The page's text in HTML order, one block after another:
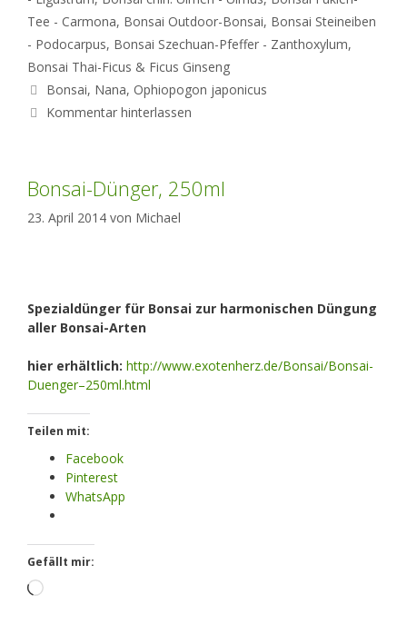
Tee - Carmona, Bonsai Outdoor-Bonsai, Bonsai Steineiben
- Podocarpus, Bonsai Szechuan-Pfeffer - Zanthoxylum,
Bonsai Thai-Ficus & Ficus Ginseng
Schlagwörter
Bonsai, Nana,Ophiopogon japonicus
Kommentar hinterlassen
Bonsai-Dünger, 250ml
23. April 2014 von Michael
Spezialdünger für Bonsai zur harmonischen Düngung
aller Bonsai-Arten
hier erhältlich: http://www.exotenherz.de/Bonsai/Bonsai-
Duenger–250ml.html
Teilen mit:
Facebook
Pinterest
WhatsApp
Gefällt mir:
Loading…